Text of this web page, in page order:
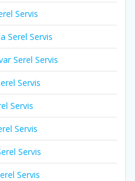
Servis
Serel Servis
Serel Servis
Servis
Servis
Servis
Servis
Servis